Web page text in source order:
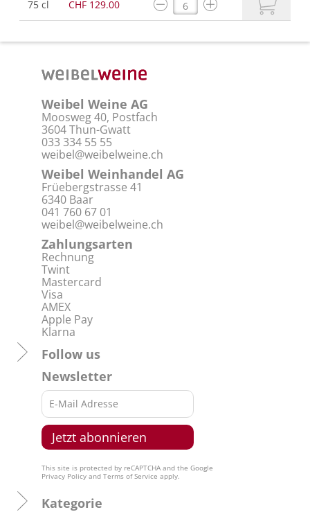
75 cl CHF 129.00
Weibel Weine AG
Moosweg 40, Postfach
3604 Thun-Gwatt
033 334 55 55
weibel@weibelweine.ch
Weibel Weinhandel AG
Früebergstrasse 41
6340 Baar
041 760 67 01
weibel@weibelweine.ch
Zahlungsarten
Rechnung
Twint
Mastercard
Visa
AMEX
Apple Pay
Klarna
Follow us
Newsletter
This site is protected by reCAPTCHA and the Google
Privacy Policy and Terms of Service apply.
Kategorie